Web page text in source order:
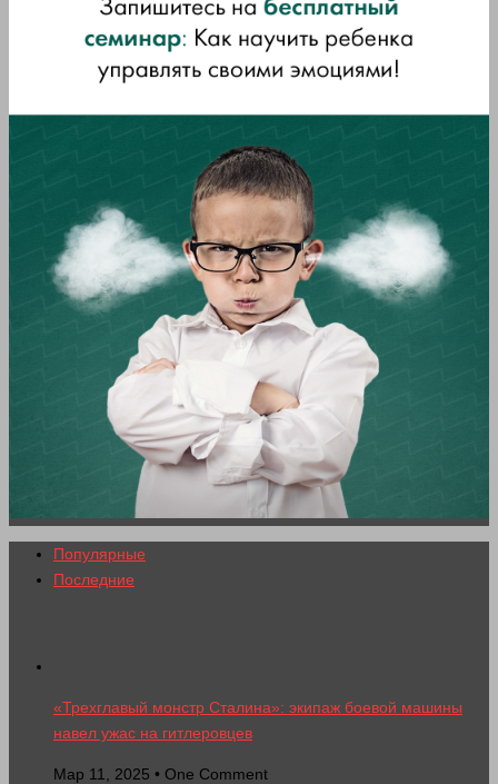
Популярные
Последние
«Трехглавый монстр Сталина»: экипаж боевой машины
навел ужас на гитлеровцев
Мар 11, 2025 • One Comment